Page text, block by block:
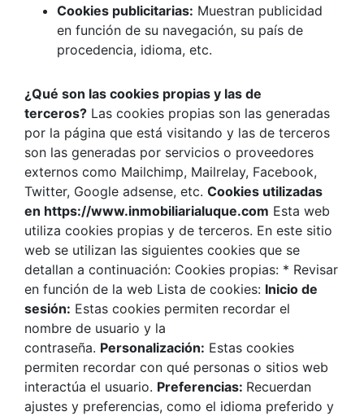
Cookies publicitarias: Muestran publicidad
en función de su navegación, su país de
procedencia, idioma, etc.
¿Qué son las cookies propias y las de
terceros? Las cookies propias son las generadas
por la página que está visitando y las de terceros
son las generadas por servicios o proveedores
externos como Mailchimp, Mailrelay, Facebook,
Twitter, Google adsense, etc. Cookies utilizadas
en https://www.inmobiliarialuque.com Esta web
utiliza cookies propias y de terceros. En este sitio
web se utilizan las siguientes cookies que se
detallan a continuación: Cookies propias: * Revisar
en función de la web Lista de cookies: Inicio de
sesión: Estas cookies permiten recordar el
nombre de usuario y la
contraseña. Personalización: Estas cookies
permiten recordar con qué personas o sitios web
interactúa el usuario. Preferencias: Recuerdan
ajustes y preferencias, como el idioma preferido y